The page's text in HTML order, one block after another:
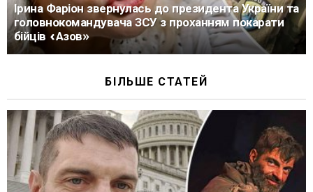
Ірина Фаріон звернулась до президента України та
головнокомандувача ЗСУ з проханням покарати
бійців «Азов»
БІЛЬШЕ СТАТЕЙ